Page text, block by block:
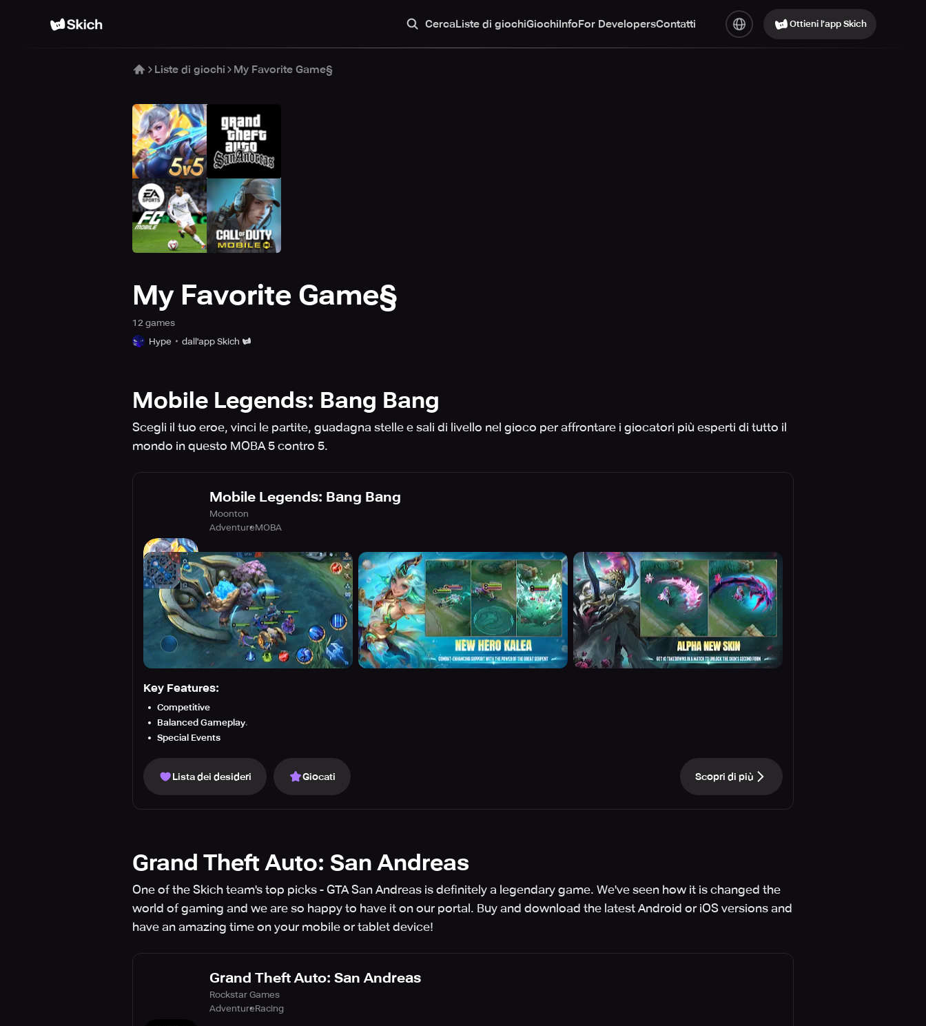
CercaListe di giochiGiochiInfoFor DevelopersContatti Ottieni l’app Skich
Liste di giochi My Favorite Game§
My Favorite Game§
12 games
Hype
dall'app Skich
Mobile Legends: Bang Bang
Scegli il tuo eroe, vinci le partite, guadagna stelle e sali di livello nel gioco per affrontare i giocatori più esperti di tutto il
mondo in questo MOBA 5 contro 5.
Mobile Legends: Bang Bang
Moonton
AdventureMOBA
Key Features:
Competitive
Balanced Gameplay.
Special Events
Lista dei desideri Giocati Scopri di più
Grand Theft Auto: San Andreas
One of the Skich team's top picks - GTA San Andreas is definitely a legendary game. We've seen how it is changed the
world of gaming and we are so happy to have it on our portal. Buy and download the latest Android or iOS versions and
have an amazing time on your mobile or tablet device!
Grand Theft Auto: San Andreas
Rockstar Games
AdventureRacing